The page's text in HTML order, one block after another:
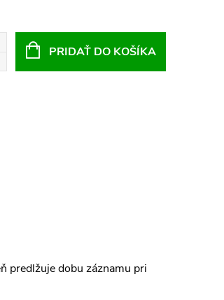
PRIDAŤ DO KOŠÍKA
predlžuje dobu záznamu pri